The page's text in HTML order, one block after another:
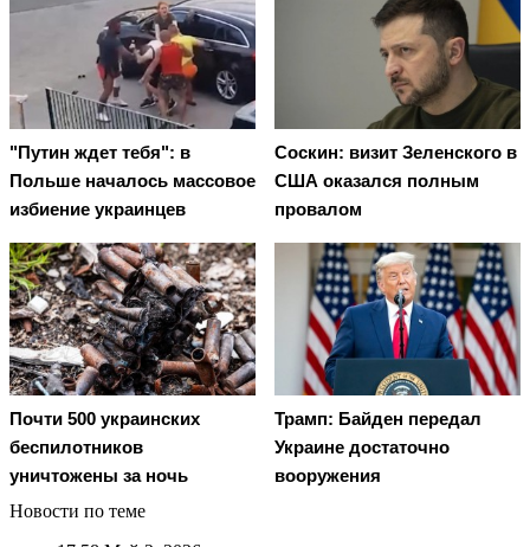
"Путин ждет тебя": в
Польше началось массовое
избиение украинцев
Соскин: визит Зеленского в
США оказался полным
провалом
Почти 500 украинских
беспилотников
уничтожены за ночь
Трамп: Байден передал
Украине достаточно
вооружения
Новости по теме